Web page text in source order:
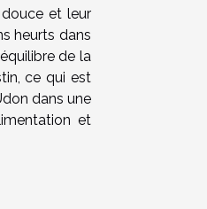
et leur
heurts dans
de la
ce qui est
dans une
et